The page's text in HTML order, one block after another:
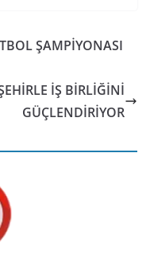
ŞAMPİYONASI
İŞ BİRLİĞİNİ
GÜÇLENDİRİYOR